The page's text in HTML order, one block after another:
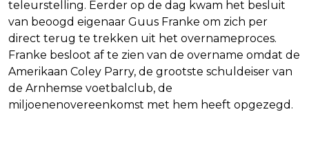
teleurstelling. Eerder op de dag kwam het besluit
van beoogd eigenaar Guus Franke om zich per
direct terug te trekken uit het overnameproces.
Franke besloot af te zien van de overname omdat de
Amerikaan Coley Parry, de grootste schuldeiser van
de Arnhemse voetbalclub, de
miljoenenovereenkomst met hem heeft opgezegd.